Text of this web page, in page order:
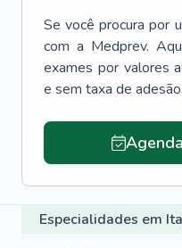
Se você procura por
com a Medprev.
exames por valores
e sem taxa de adesão.
Especialidades em